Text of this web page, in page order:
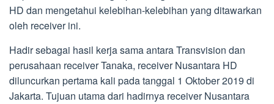
HD dan mengetahui kelebihan-kelebihan yang ditawarkan
oleh receiver ini.
Hadir sebagai hasil kerja sama antara Transvision dan
perusahaan receiver Tanaka, receiver Nusantara HD
diluncurkan pertama kali pada tanggal 1 Oktober 2019 di
Jakarta. Tujuan utama dari hadirnya receiver Nusantara